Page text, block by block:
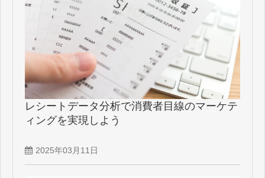
レシートデータ分析で消費者目線のマーケテ
ィングを実現しよう
2025年03月11日